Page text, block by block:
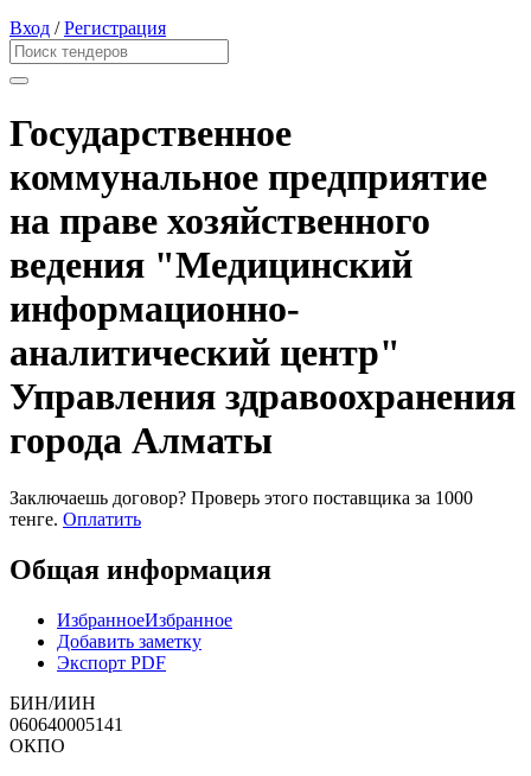
Вход /Регистрация
Государственное
коммунальное предприятие
на праве хозяйственного
ведения "Медицинский
информационно-
аналитический центр"
Управления здравоохранения
города Алматы
Заключаешь договор? Проверь этого поставщика за 1000
тенге. Оплатить
Общая информация
ИзбранноеИзбранное
Добавить заметку
Экспорт PDF
БИН/ИИН
060640005141
ОКПО